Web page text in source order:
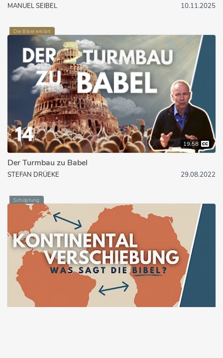
MANUEL SEIBEL 10.11.2025
Die Bibel erklärt
19:58
Der Turmbau zu Babel
STEFAN DRÜEKE 29.08.2022
Schöpfung